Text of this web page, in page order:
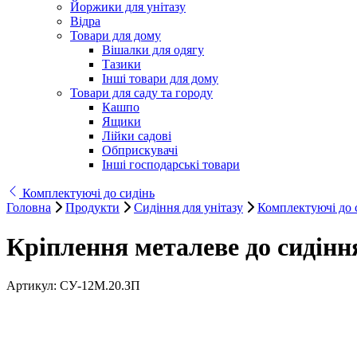
Йоржики для унітазу
Відра
Товари для дому
Вішалки для одягу
Тазики
Інші товари для дому
Товари для саду та городу
Кашпо
Ящики
Лійки садові
Обприскувачі
Інші господарські товари
Комплектуючі до сидінь
Головна
Продукти Сидіння для унітазу Комплектуючі до
Кріплення металеве до
Артикул: СУ-12М.20.ЗП